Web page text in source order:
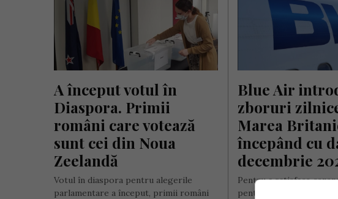
A început votul în
Diaspora. Primii
români care votează
sunt cei din Noua
Zeelandă
Votul în diaspora pentru alegerile
parlamentare a început, primii români
Blue Air
zboruri
Marea
începând cu
decembrie
Pentru a satisface
pentru ruta București